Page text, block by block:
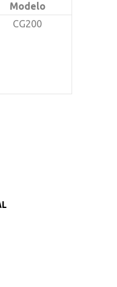
Modelo
CG200